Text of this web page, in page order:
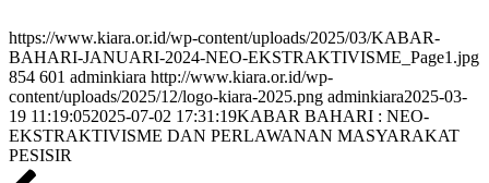
https://www.kiara.or.id/wp-content/uploads/2025/03/KABAR-
BAHARI-JANUARI-2024-NEO-EKSTRAKTIVISME_Page1.jpg
854 601 adminkiara http://www.kiara.or.id/wp-
content/uploads/2025/12/logo-kiara-2025.png adminkiara2025-03-
19 11:19:052025-07-02 17:31:19KABAR BAHARI : NEO-
EKSTRAKTIVISME DAN PERLAWANAN MASYARAKAT
PESISIR